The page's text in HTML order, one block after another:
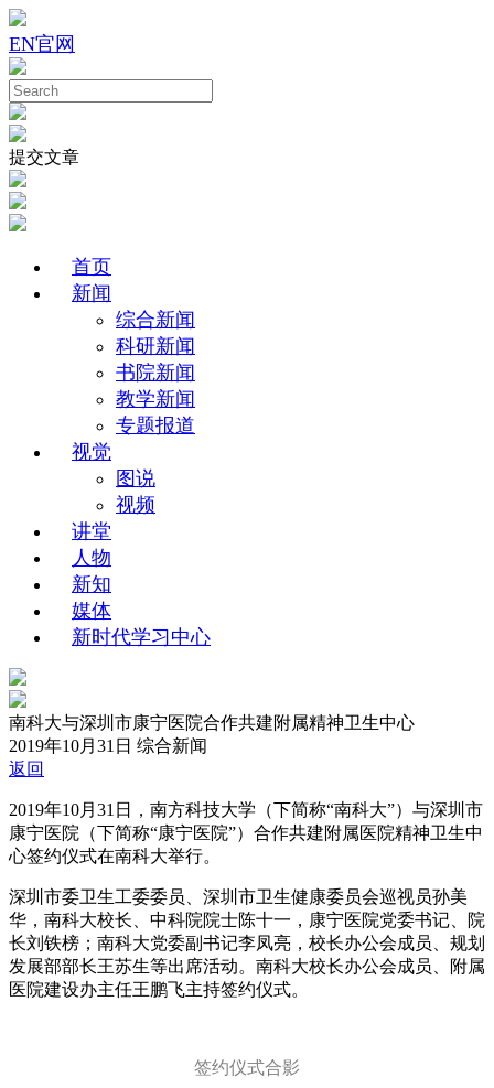
EN官网
提交文章
首页
新闻
综合新闻
科研新闻
书院新闻
教学新闻
专题报道
视觉
图说
视频
讲堂
人物
新知
媒体
新时代学习中心
南科大与深圳市康宁医院合作共建附属精神卫生中心
2019年10月31日 综合新闻
返回
2019年10月31日，南方科技大学（下简称“南科大”）与深圳市
康宁医院（下简称“康宁医院”）合作共建附属医院精神卫生中
心签约仪式在南科大举行。
深圳市委卫生工委委员、深圳市卫生健康委员会巡视员孙美
华，南科大校长、中科院院士陈十一，康宁医院党委书记、院
长刘铁榜；南科大党委副书记李凤亮，校长办公会成员、规划
发展部部长王苏生等出席活动。南科大校长办公会成员、附属
医院建设办主任王鹏飞主持签约仪式。
签约仪式合影